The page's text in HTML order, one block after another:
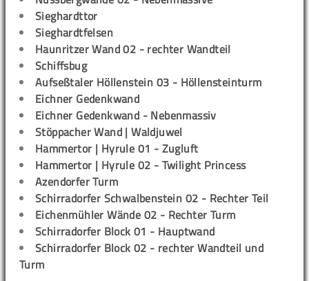
Sieghardttor
Sieghardtfelsen
Haunritzer Wand 02 - rechter Wandteil
Schiffsbug
Aufseßtaler Höllenstein 03 - Höllensteinturm
Eichner Gedenkwand
Eichner Gedenkwand - Nebenmassiv
Stöppacher Wand | Waldjuwel
Hammertor | Hyrule 01 - Zugluft
Hammertor | Hyrule 02 - Twilight Princess
Azendorfer Turm
Schirradorfer Schwalbenstein 02 - Rechter Teil
Eichenmühler Wände 02 - Rechter Turm
Schirradorfer Block 01 - Hauptwand
Schirradorfer Block 02 - rechter Wandteil und
Turm